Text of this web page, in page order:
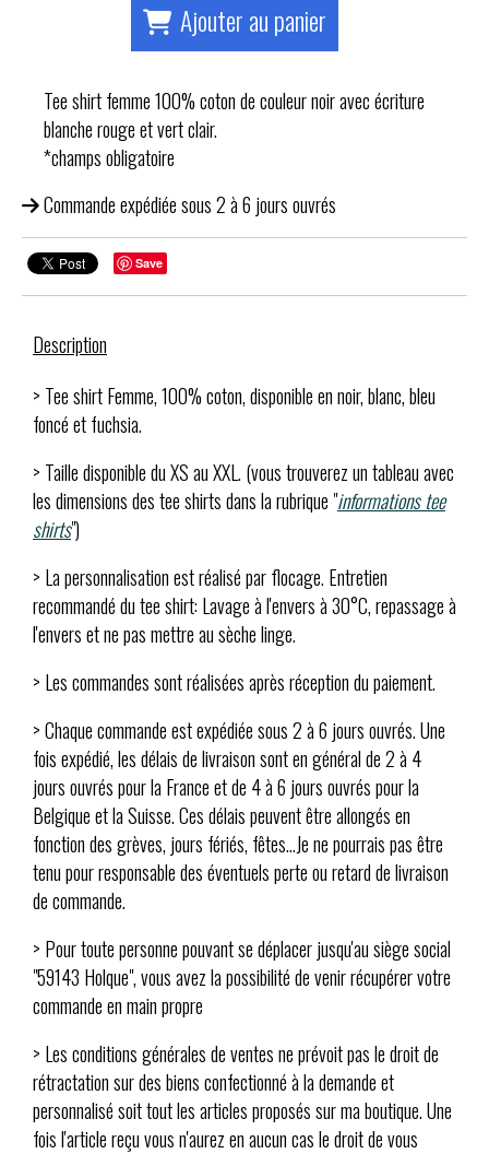
Ajouter au panier
Tee shirt femme 100% coton de couleur noir avec écriture
blanche rouge et vert clair.
*champs obligatoire
Commande expédiée sous 2 à 6 jours ouvrés
Save
Description
> Tee shirt Femme, 100% coton, disponible en noir, blanc, bleu
foncé et fuchsia.
> Taille disponible du XS au XXL. (vous trouverez un tableau avec
les dimensions des tee shirts dans la rubrique "informations tee
shirts")
> La personnalisation est réalisé par flocage. Entretien
recommandé du tee shirt: Lavage à l'envers à 30°C, repassage à
l'envers et ne pas mettre au sèche linge.
> Les commandes sont réalisées après réception du paiement.
> Chaque commande est expédiée sous 2 à 6 jours ouvrés. Une
fois expédié, les délais de livraison sont en général de 2 à 4
jours ouvrés pour la France et de 4 à 6 jours ouvrés pour la
Belgique et la Suisse. Ces délais peuvent être allongés en
fonction des grèves, jours fériés, fêtes...Je ne pourrais pas être
tenu pour responsable des éventuels perte ou retard de livraison
de commande.
> Pour toute personne pouvant se déplacer jusqu'au siège social
"59143 Holque", vous avez la possibilité de venir récupérer votre
commande en main propre
> Les conditions générales de ventes ne prévoit pas le droit de
rétractation sur des biens confectionné à la demande et
personnalisé soit tout les articles proposés sur ma boutique. Une
fois l'article reçu vous n'aurez en aucun cas le droit de vous